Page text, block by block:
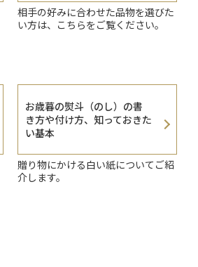
相手の好みに合わせた品物を選びた
い方は、こちらをご覧ください。
お歳暮の熨斗（のし）の書
き方や付け方、知っておきた
い基本
贈り物にかける白い紙についてご紹
介します。